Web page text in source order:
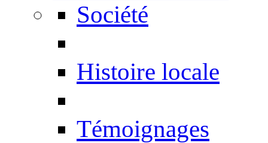
Société
Histoire locale
Témoignages